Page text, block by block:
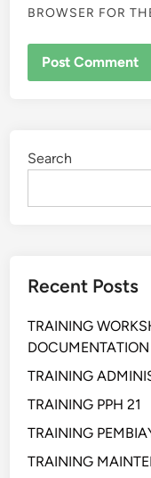
BROWSER FOR
Search
Recent Posts
TRAINING
DOCUMENTATION
TRAINING
TRAINING PPH 21
TRAINING
TRAINING